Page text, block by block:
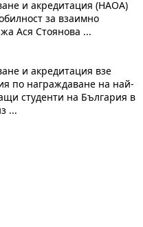
и акредитация (НАОА)
за взаимно
Ася Стоянова ...
и акредитация взе
по награждаване на най-
студенти на България в
...